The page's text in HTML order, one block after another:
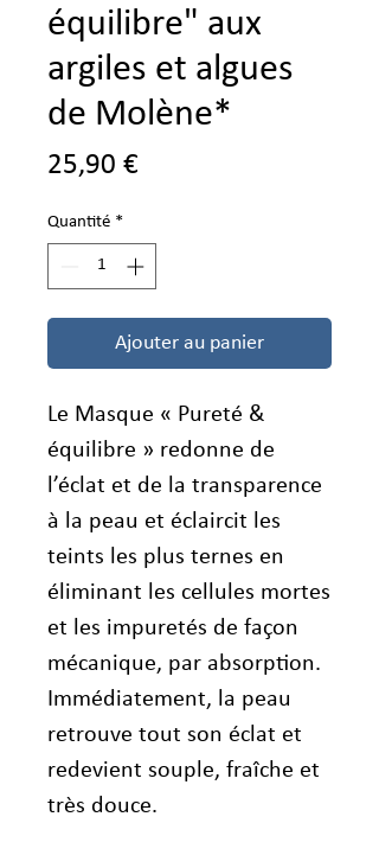
équilibre" aux
argiles et algues
de Molène*
25,90 €
Quantité *
Ajouter au panier
Le Masque « Pureté &
équilibre » redonne de
l’éclat et de la transparence
à la peau et éclaircit les
teints les plus ternes en
éliminant les cellules mortes
et les impuretés de façon
mécanique, par absorption.
Immédiatement, la peau
retrouve tout son éclat et
redevient souple, fraîche et
très douce.